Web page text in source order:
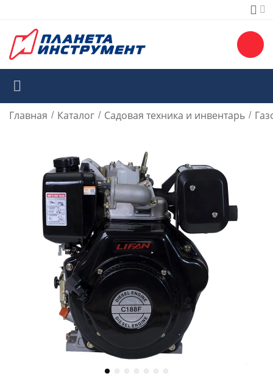
Главная / Каталог / Садовая техника и инвентарь /